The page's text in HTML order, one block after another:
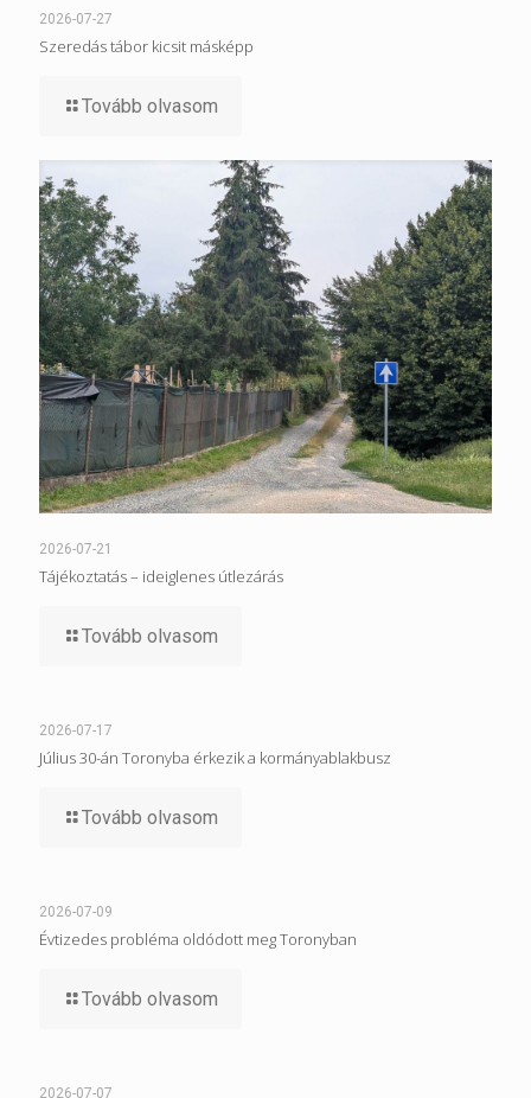
2026-07-27
Szeredás tábor kicsit másképp
Tovább olvasom
2026-07-21
Tájékoztatás – ideiglenes útlezárás
Tovább olvasom
2026-07-17
Július 30-án Toronyba érkezik a kormányablakbusz
Tovább olvasom
2026-07-09
Évtizedes probléma oldódott meg Toronyban
Tovább olvasom
2026-07-07